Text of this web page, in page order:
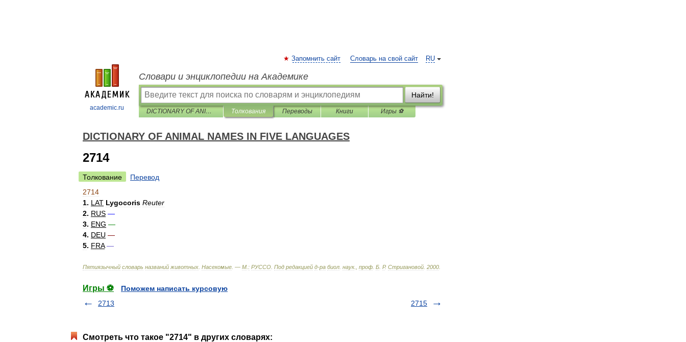
academic.ru
RU
Запомнить сайт Словарь на свой сайт
Словари и энциклопедии на Академике
Найти!
DICTIONARY OF ANIMAL NAMES IN FIVE LANGUAGES Толкования Переводы Книги Игры ⚽
DICTIONARY OF ANIMAL NAMES IN FIVE LANGUAGES
2714
Толкование
Перевод
2714
1. LAT Lygocoris Reuter
2. RUS —
3. ENG —
4. DEU —
5. FRA —
Пятиязычный словарь названий животных Насекомые . — М : РУССО Под редакцией д-ра биол наук., проф Б Р. Стригановой 2000
Игры ⚽
Поможем написать курсовую
2713
2715
Смотреть что такое "2714" в других словарях: